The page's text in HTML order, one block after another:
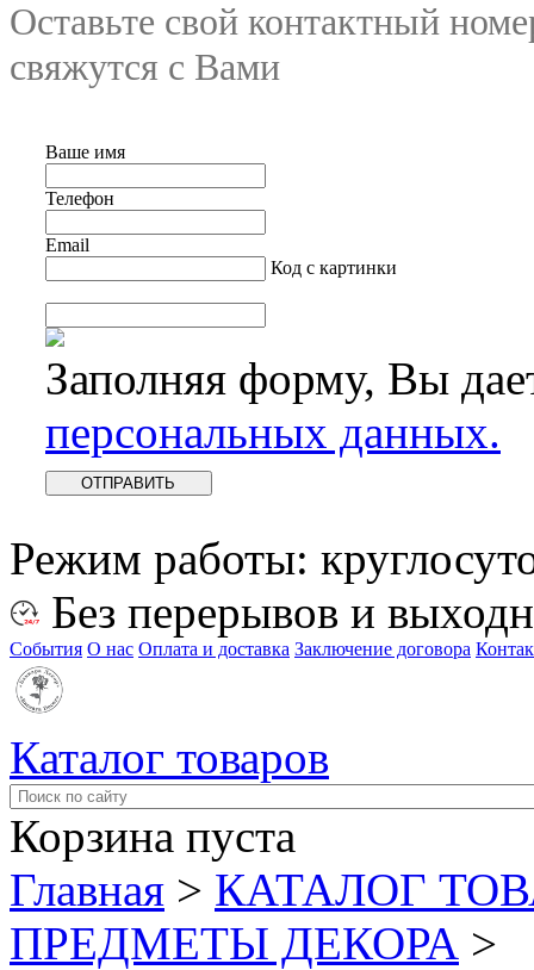
Оставьте свой контактный
свяжутся с Вами
Ваше имя
Телефон
Email
Код с картинки
Заполняя форму, Вы
персональных данных.
Режим работы:
Без перерывов и
События О нас Оплата и доставка Заключение договора
Каталог товаров
Корзина пуста
Главная > КАТАЛОГ
ПРЕДМЕТЫ ДЕКОРА >